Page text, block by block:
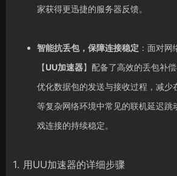
家获得更迅捷的服务器反馈。
智能抗丢包，保障连接稳定 ：面对网
【UU加速器】配备了高效的丢包补
优化数据包的发送与接收过程，减少
等复杂网络环境中常见的联机延迟跳
戏连接的持续稳定。
1. 用UU加速器的详细步骤